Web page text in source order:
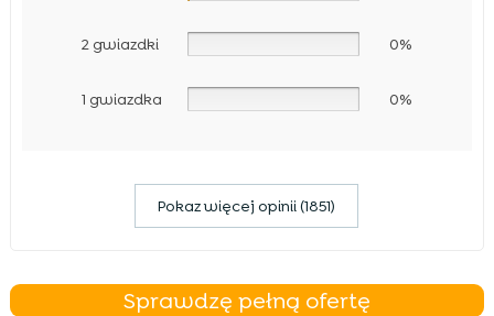
2 gwiazdki 0%
1 gwiazdka 0%
Pokaz więcej opinii (1851)
Sprawdzę pełną ofertę